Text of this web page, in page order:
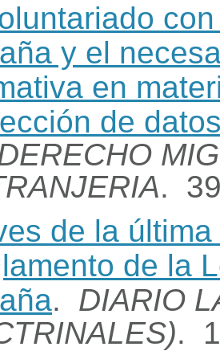
y el
en
de
.
de la
de la
. DIARIO
.